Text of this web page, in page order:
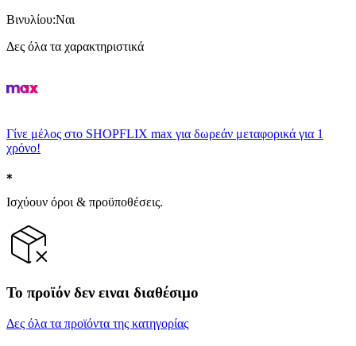
Βινυλίου:Ναι
Δες όλα τα χαρακτηριστικά
Γίνε μέλος στο SHOPFLIX max για δωρεάν μεταφορικά για 1
χρόνο!
Ισχύουν όροι & προϋποθέσεις.
Το προϊόν δεν ειναι διαθέσιμο
Δες όλα τα προϊόντα της κατηγορίας